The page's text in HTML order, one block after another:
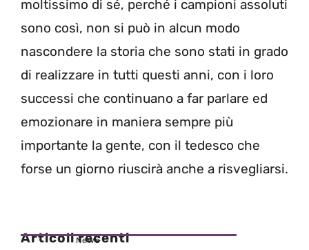
moltissimo di sé, perché i campioni assoluti
sono così, non si può in alcun modo
nascondere la storia che sono stati in grado
di realizzare in tutti questi anni, con i loro
successi che continuano a far parlare ed
emozionare in maniera sempre più
importante la gente, con il tedesco che
forse un giorno riuscirà anche a risvegliarsi.
Articoli recenti
News